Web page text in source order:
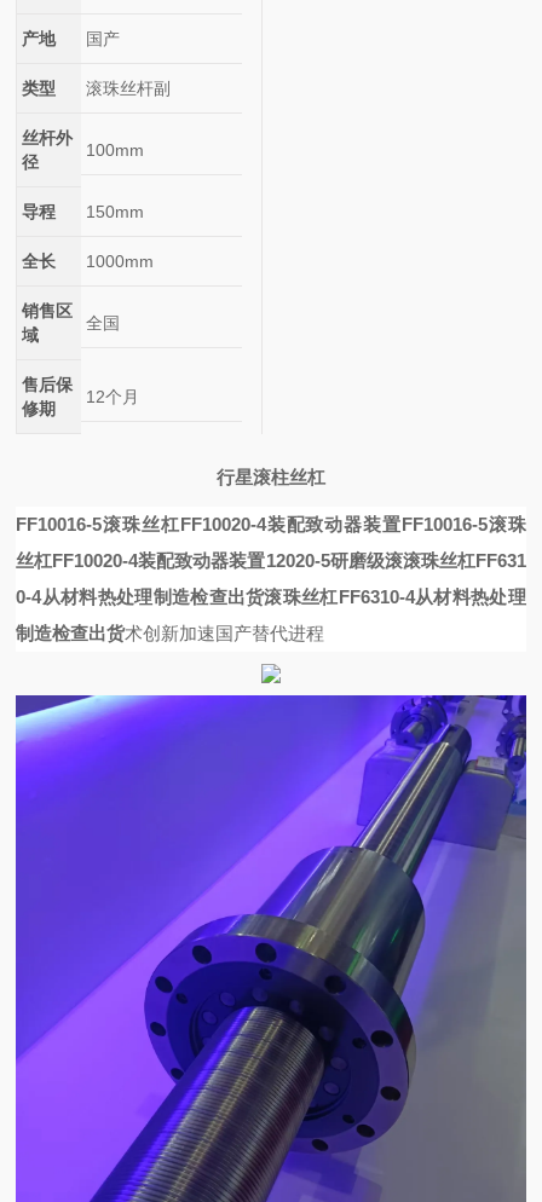
产地 国产
类型 滚珠丝杆副
丝杆外
径
100mm
导程 150mm
全长 1000mm
销售区
域
全国
售后保
修期
12个月
行星滚柱丝杠
FF10016-5滚珠丝杠FF10020-4装配致动器装置FF10016-5滚珠
丝杠FF10020-4装配致动器装置12020-5研磨级滚滚珠丝杠FF631
0-4从材料热处理制造检查出货滚珠丝杠FF6310-4从材料热处理
制造检查出货术创新加速国产替代进程